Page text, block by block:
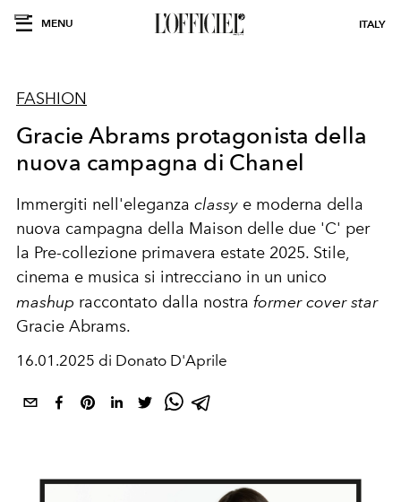
MENU ITALY
FASHION
Gracie Abrams protagonista della
nuova campagna di Chanel
Immergiti nell'eleganza classy e moderna della
nuova campagna della Maison delle due 'C' per
la Pre-collezione primavera estate 2025. Stile,
cinema e musica si intrecciano in un unico
mashup raccontato dalla nostra former cover star
Gracie Abrams.
16.01.2025 di Donato D'Aprile